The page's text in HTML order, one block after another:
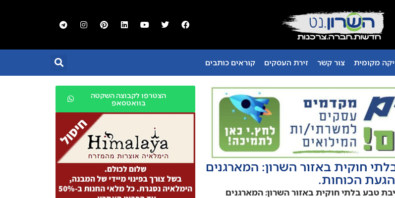
מקומית צור קשר זירת העסקים קוראים כותבים
חוקית באזור השרון: המארגנים
הכוחות.
טבע בלתי חוקית באזור השרון: המארגנים
הצטרפו לקבוצה השקטה
בוואטסאפ